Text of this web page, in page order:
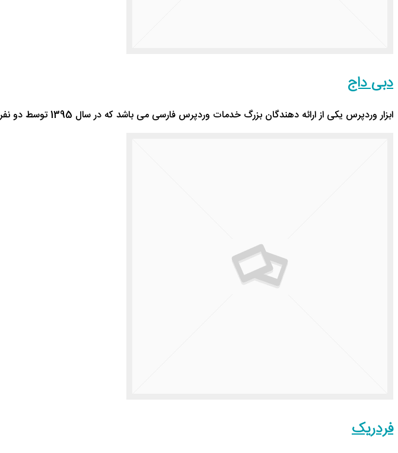
دبی داج
ابزار وردپرس یکی از ارائه دهندگان بزرگ خدمات وردپرس فارسی می باشد که در سال 1395 توسط دو نفر از…
فردریک